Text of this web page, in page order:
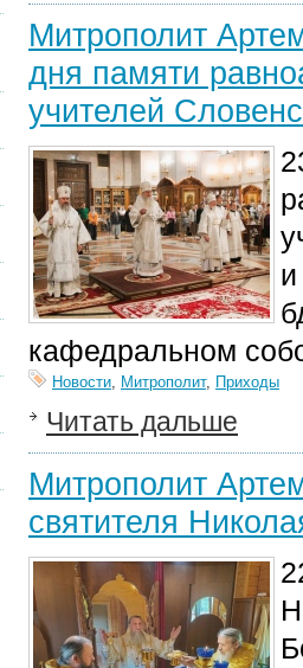
Митрополит
дня памяти
учителей
кафедральном
Новости, Митрополит, Приходы
Читать дальше
Митрополит
святителя